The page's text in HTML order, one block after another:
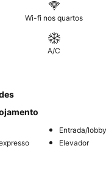
Wi-fi nos quartos
A/C
Entrada/lobby
Elevador